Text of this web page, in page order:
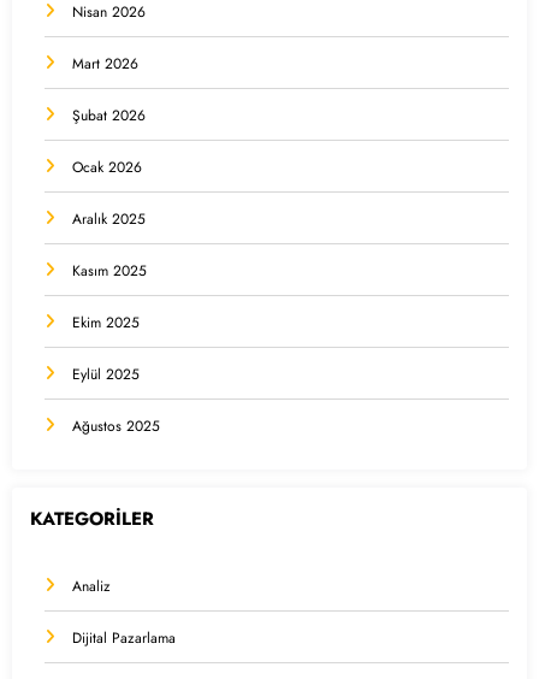
Nisan 2026
Mart 2026
Şubat 2026
Ocak 2026
Aralık 2025
Kasım 2025
Ekim 2025
Eylül 2025
Ağustos 2025
KATEGORİLER
Analiz
Dijital Pazarlama